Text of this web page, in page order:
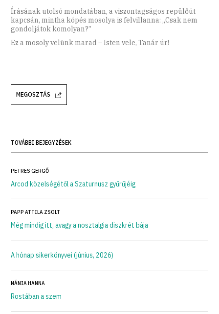
Írásának utolsó mondatában, a viszontagságos repülőút
kapcsán, mintha kópés mosolya is felvillanna: „Csak nem
gondoljátok komolyan?”
Ez a mosoly velünk marad – Isten vele, Tanár úr!
MEGOSZTÁS
TOVÁBBI BEJEGYZÉSEK
PETRES GERGŐ
Arcod közelségétől a Szaturnusz gyűrűjéig
PAPP ATTILA ZSOLT
Még mindig itt, avagy a nosztalgia diszkrét bája
A hónap sikerkönyvei (június, 2026)
NÁNIA HANNA
Rostában a szem